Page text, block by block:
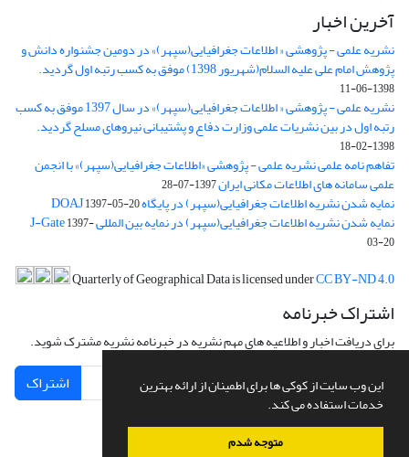
این وب سایت از کوکی ها برای اطمینان از ارائه بهترین
خدمات استفاده می کند.
متوجه شدم
آخرین اخبار
نشریه علمی - پژوهشی « اطلاعات جغرافیایی(سپهر)» در دومین جشنواره دانش و
پژوهش امام علی علیه السلام(شهریور 1398) موفق به کسب رتبه اول گردید.
1398-06-11
نشریه علمی - پژوهشی « اطلاعات جغرافیایی(سپهر)» در سال 1397 موفق به کسب
رتبه اول در بین نشریات علمی وزارت دفاع و پشتیبانی نیروهای مسلح گردید.
1398-02-18
تفاهم نامه علمی نشریه علمی - پژوهشی «اطلاعات جغرافیایی(سپهر)» با انجمن
علمی سامانه های اطلاعات مکانی ایران1397-07-28
نمایه شدن نشریه اطلاعات جغرافیایی(سپهر) در پایگاه DOAJ1397-05-20
نمایه شدن نشریه اطلاعات جغرافیایی(سپهر) در نمایه بین المللی J-Gate1397-
03-20
Quarterly of Geographical Data is licensed underCC BY-ND 4.0
اشتراک خبرنامه
برای دریافت اخبار و اطلاعیه های مهم نشریه در خبرنامه نشریه مشترک شوید.
اشتراک